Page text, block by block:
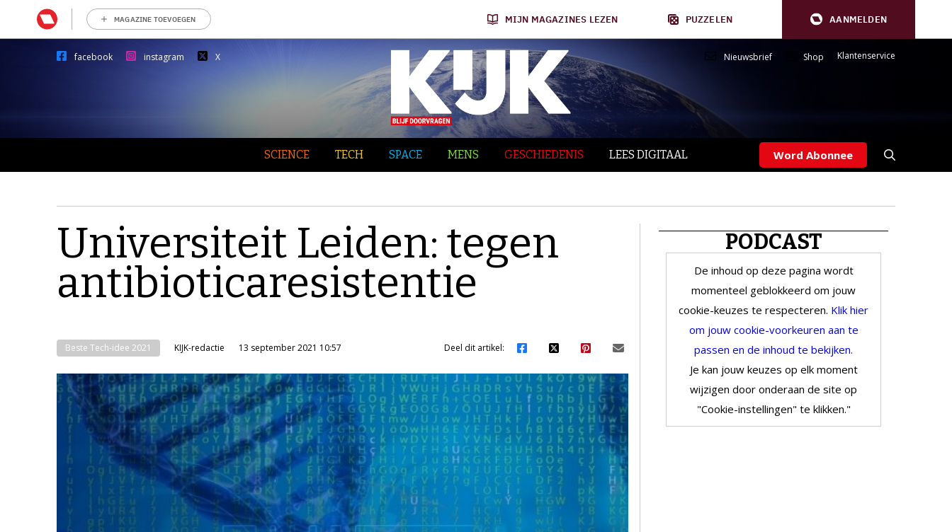
MAGAZINE TOEVOEGEN MIJN MAGAZINES LEZEN PUZZELEN AANMELDEN
facebook instagram X Nieuwsbrief Shop Klantenservice
SCIENCE TECH SPACE MENS GESCHIEDENIS LEES DIGITAAL Word Abonnee
Universiteit Leiden: tegen
antibioticaresistentie
Beste Tech-idee 2021 KIJK-redactie 13 september 2021 10:57 Deel dit artikel:
PODCAST
De inhoud op deze pagina wordt
momenteel geblokkeerd om jouw
cookie-keuzes te respecteren. Klik hier
om jouw cookie-voorkeuren aan te
passen en de inhoud te bekijken.
Je kan jouw keuzes op elk moment
wijzigen door onderaan de site op
"Cookie-instellingen" te klikken."